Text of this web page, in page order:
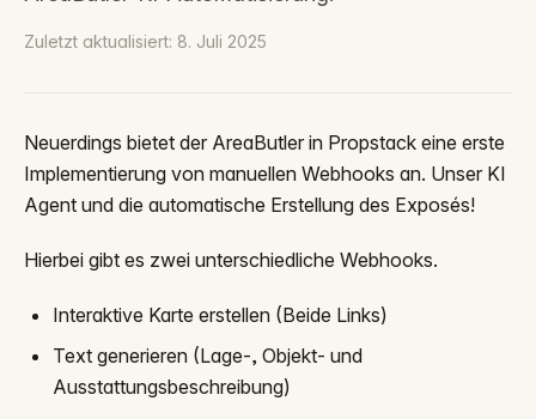
Zuletzt aktualisiert: 8. Juli 2025
Neuerdings bietet der AreaButler in Propstack eine erste
Implementierung von manuellen Webhooks an. Unser KI
Agent und die automatische Erstellung des Exposés!
Hierbei gibt es zwei unterschiedliche Webhooks.
Interaktive Karte erstellen (Beide Links)
Text generieren (Lage-, Objekt- und
Ausstattungsbeschreibung)